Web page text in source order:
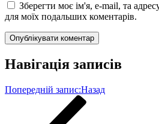
Зберегти моє ім'я, e-mail, та
для моїх подальших коментарів.
Навігація записів
Попередній запис:Назад